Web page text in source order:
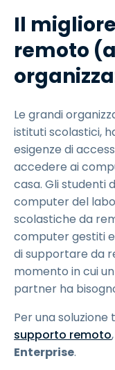
Il
remoto
Le grandi
istituti scolastici,
esigenze di
accedere ai
casa. Gli studenti
computer del
scolastiche da
computer gestiti
di supportare da
momento in cui
partner ha
Per una
supporto remoto
Enterprise.